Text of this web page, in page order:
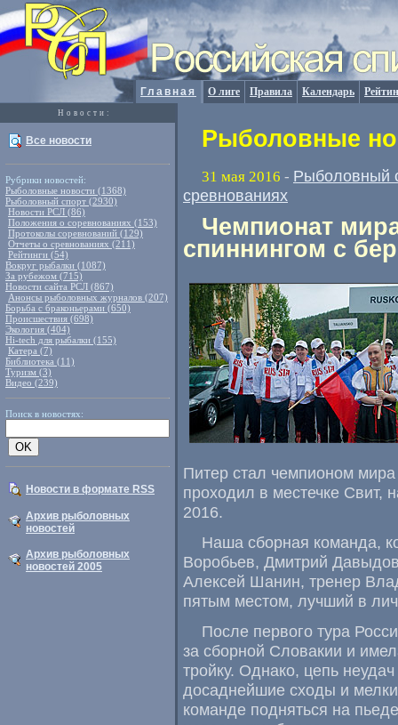
Главная О лиге Правила Календарь
Новости:
Все новости
Рубрики новостей:
Рыболовные новости (1368)
Рыболовный спорт (2930)
Новости РСЛ (86)
Положения о соревнованиях (153)
Протоколы соревнований (129)
Отчеты о сревнованиях (211)
Рейтинги (54)
Вокруг рыбалки (1087)
За рубежом (715)
Новости сайта РСЛ (867)
Анонсы рыболовных журналов (207)
Борьба с браконьерами (650)
Происшествия (698)
Экология (404)
Hi-tech для рыбалки (155)
Катера (7)
Библиотека (11)
Туризм (3)
Видео (239)
Поиск в новостях:
Новости в формате RSS
Архив рыболовных
новостей
Архив рыболовных
новостей 2005
Рыболовные
31 мая 2016 - Рыболовный
сревнованиях
Чемпионат
спиннингом с
Питер стал чемпионом
проходил в местечке Свит,
2016.
Наша сборная команда,
Воробьев, Дмитрий
Алексей Шанин, тренер
пятым местом, лучший в
После первого тура
за сборной Словакии и
тройку. Однако, цепь
досаднейшие сходы и
команде подняться на